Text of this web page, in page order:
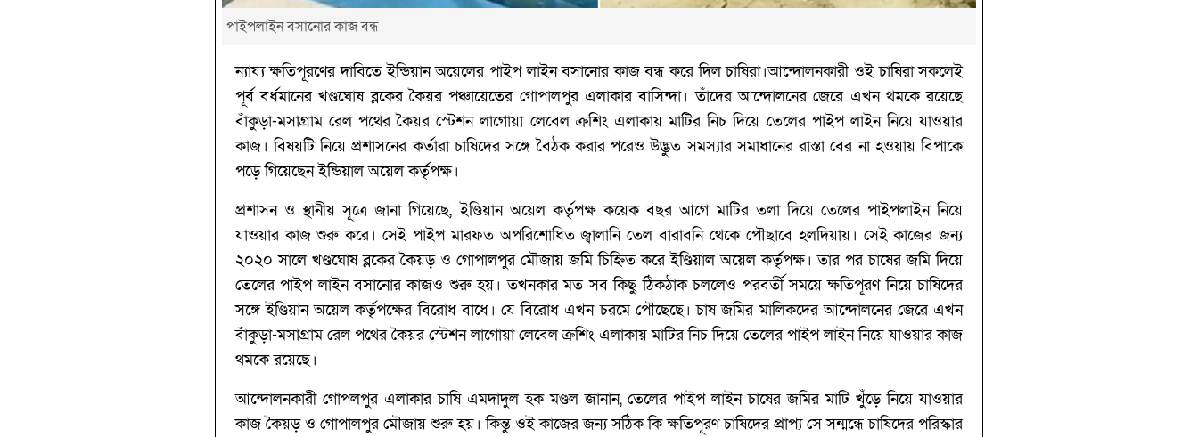
পাইপলাইন বসানোর কাজ বন্ধ
ন্যায্য ক্ষতিপূরণের দাবিতে ইন্ডিয়ান অয়েলের পাইপ লাইন বসানোর কাজ বন্ধ করে দিল চাষিরা।আন্দোলনকারী ওই চাষিরা সকলেই
পূর্ব বর্ধমানের খণ্ডঘোষ ব্লকের কৈয়র পঞ্চায়েতের গোপালপুর এলাকার বাসিন্দা। তাঁদের আন্দোলনের জেরে এখন থমকে রয়েছে
বাঁকুড়া-মসাগ্রাম রেল পথের কৈয়র স্টেশন লাগোয়া লেবেল ক্রশিং এলাকায় মাটির নিচ দিয়ে তেলের পাইপ লাইন নিয়ে যাওয়ার
কাজ। বিষয়টি নিয়ে প্রশাসনের কর্তারা চাষিদের সঙ্গে বৈঠক করার পরেও উদ্ভুত সমস্যার সমাধানের রাস্তা বের না হওয়ায় বিপাকে
পড়ে গিয়েছেন ইন্ডিয়াল অয়েল কর্তৃপক্ষ।
প্রশাসন ও স্থানীয় সূত্রে জানা গিয়েছে, ইণ্ডিয়ান অয়েল কর্তৃপক্ষ কয়েক বছর আগে মাটির তলা দিয়ে তেলের পাইপলাইন নিয়ে
যাওয়ার কাজ শুরু করে। সেই পাইপ মারফত অপরিশোধিত জ্বালানি তেল বারাবনি থেকে পৌছাবে হলদিয়ায়। সেই কাজের জন্য
২০২০ সালে খণ্ডঘোষ ব্লকের কৈয়ড় ও গোপালপুর মৌজায় জমি চিহ্নিত করে ইণ্ডিয়াল অয়েল কর্তৃপক্ষ। তার পর চাষের জমি দিয়ে
তেলের পাইপ লাইন বসানোর কাজও শুরু হয়। তখনকার মত সব কিছু ঠিকঠাক চললেও পরবর্তী সময়ে ক্ষতিপূরণ নিয়ে চাষিদের
সঙ্গে ইণ্ডিয়ান অয়েল কর্তৃপক্ষের বিরোধ বাধে। যে বিরোধ এখন চরমে পৌছেছে। চাষ জমির মালিকদের আন্দোলনের জেরে এখন
বাঁকুড়া-মসাগ্রাম রেল পথের কৈয়র স্টেশন লাগোয়া লেবেল ক্রশিং এলাকায় মাটির নিচ দিয়ে তেলের পাইপ লাইন নিয়ে যাওয়ার কাজ
থমকে রয়েছে।
আন্দোলনকারী গোপলপুর এলাকার চাষি এমদাদুল হক মণ্ডল জানান, তেলের পাইপ লাইন চাষের জমির মাটি খুঁড়ে নিয়ে যাওয়ার
কাজ কৈয়ড় ও গোপালপুর মৌজায় শুরু হয়। কিন্তু ওই কাজের জন্য সঠিক কি ক্ষতিপূরণ চাষিদের প্রাপ্য সে সন্মন্ধে চাষিদের পরিস্কার